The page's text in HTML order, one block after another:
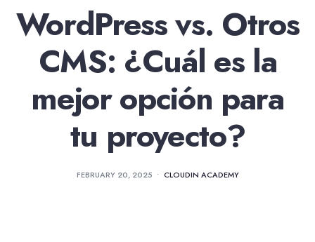
WordPress vs. Otros
CMS: ¿Cuál es la
mejor opción para
tu proyecto?
FEBRUARY 20, 2025 • CLOUDIN ACADEMY